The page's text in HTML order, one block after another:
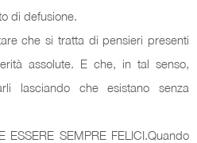
di defusione.
che si tratta di pensieri presenti
assolute. E che, in tal senso,
lasciando che esistano senza
ESSERE SEMPRE FELICI.Quando